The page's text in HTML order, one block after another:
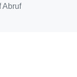
Abruf